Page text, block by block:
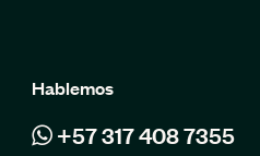
Hablemos
+57 317 408 7355